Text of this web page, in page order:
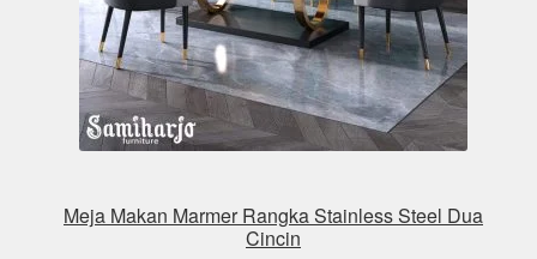
Meja Makan Marmer Rangka Stainless Steel Dua
Cincin